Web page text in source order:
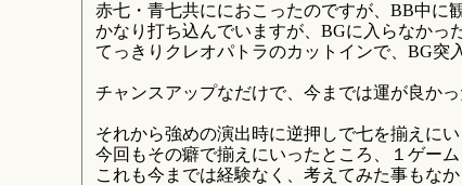
赤七・青七共ににおこったのですが、BB中に
かなり打ち込んでいますが、BGに入らなかっ
てっきりクレオパトラのカットインで、BG突
チャンスアップなだけで、今までは運が良か
それから強めの演出時に逆押しで七を揃えに
今回もその癖で揃えにいったところ、１ゲー
これも今までは経験なく、考えてみた事もな